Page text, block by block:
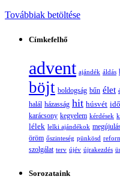
Továbbiak betöltése
Címkefelhő
advent ajándék áldás
böjt boldogság bűn élet
halál házasság hit húsvét idő
karácsony kegyelem kérdések
lélek lelki ajándékok
öröm őszinteség pünkösd
szolgálat terv újév újrakezdés
Sorozataink